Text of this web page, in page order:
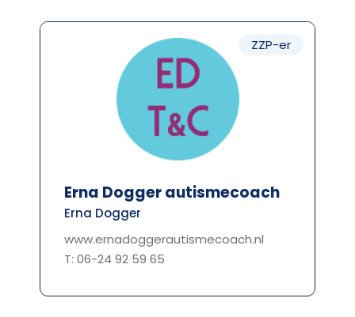
ZZP-er
Erna Dogger autismecoach
Erna Dogger
www.ernadoggerautismecoach.nl
T: 06-24 92 59 65